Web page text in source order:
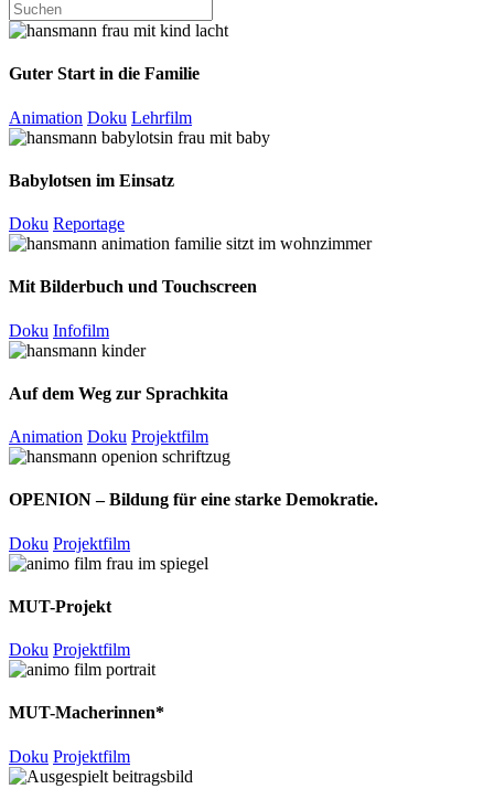
Guter Start in die Familie
Animation Doku Lehrfilm
Babylotsen im Einsatz
Doku Reportage
Mit Bilderbuch und Touchscreen
Doku Infofilm
Auf dem Weg zur Sprachkita
Animation Doku Projektfilm
OPENION – Bildung für eine starke Demokratie.
Doku Projektfilm
MUT-Projekt
Doku Projektfilm
MUT-Macherinnen*
Doku Projektfilm